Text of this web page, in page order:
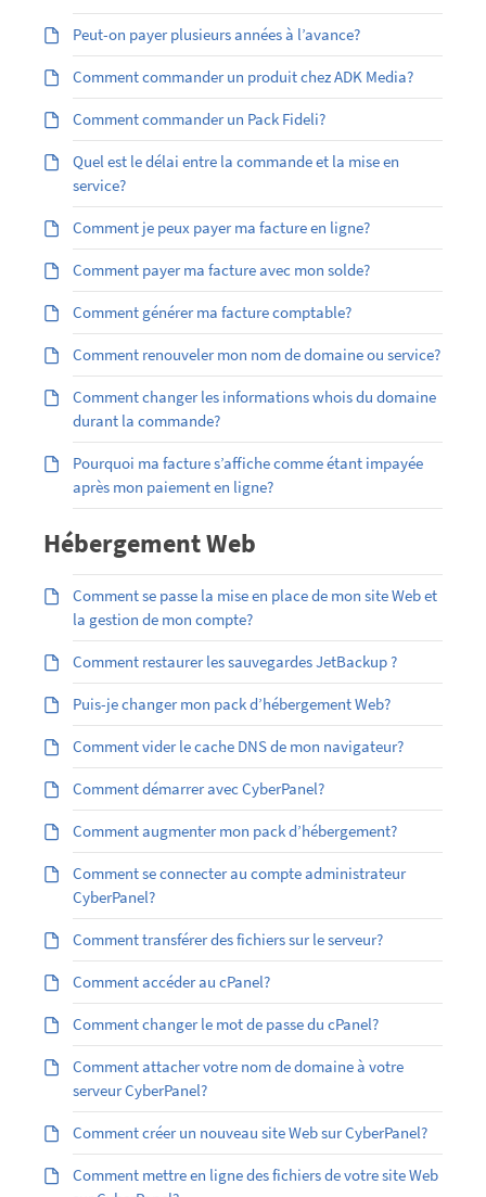
Peut-on payer plusieurs années à l’avance?
Comment commander un produit chez ADK Media?
Comment commander un Pack Fideli?
Quel est le délai entre la commande et la mise en
service?
Comment je peux payer ma facture en ligne?
Comment payer ma facture avec mon solde?
Comment générer ma facture comptable?
Comment renouveler mon nom de domaine ou service?
Comment changer les informations whois du domaine
durant la commande?
Pourquoi ma facture s’affiche comme étant impayée
après mon paiement en ligne?
Hébergement Web
Comment se passe la mise en place de mon site Web et
la gestion de mon compte?
Comment restaurer les sauvegardes JetBackup ?
Puis-je changer mon pack d’hébergement Web?
Comment vider le cache DNS de mon navigateur?
Comment démarrer avec CyberPanel?
Comment augmenter mon pack d’hébergement?
Comment se connecter au compte administrateur
CyberPanel?
Comment transférer des fichiers sur le serveur?
Comment accéder au cPanel?
Comment changer le mot de passe du cPanel?
Comment attacher votre nom de domaine à votre
serveur CyberPanel?
Comment créer un nouveau site Web sur CyberPanel?
Comment mettre en ligne des fichiers de votre site Web